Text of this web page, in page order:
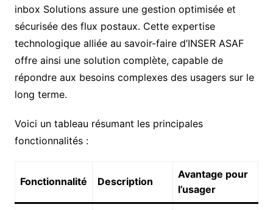
inbox Solutions assure une gestion optimisée et
sécurisée des flux postaux. Cette expertise
technologique alliée au savoir-faire d’INSER ASAF
offre ainsi une solution complète, capable de
répondre aux besoins complexes des usagers sur le
long terme.
Voici un tableau résumant les principales
fonctionnalités :
Fonctionnalité Description
Avantage pour
l’usager